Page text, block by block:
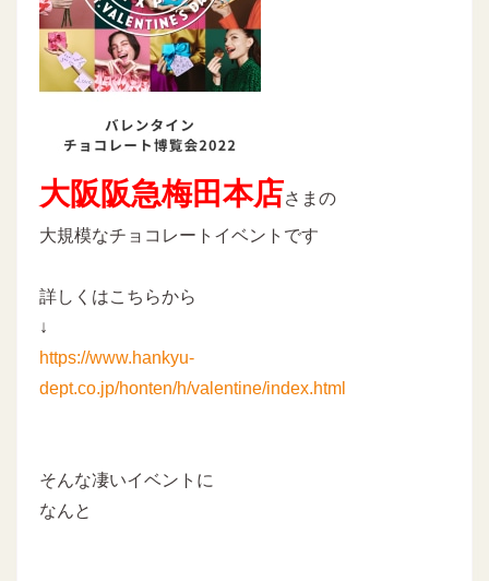
大阪阪急梅田本店さまの
大規模なチョコレートイベントです
詳しくはこちらから
↓
https://www.hankyu-
dept.co.jp/honten/h/valentine/index.html
そんな凄いイベントに
なんと